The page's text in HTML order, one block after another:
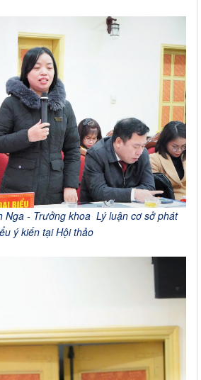
Nga - Trưởng khoa Lý luận cơ sở phát
ý kiến tại Hội thảo